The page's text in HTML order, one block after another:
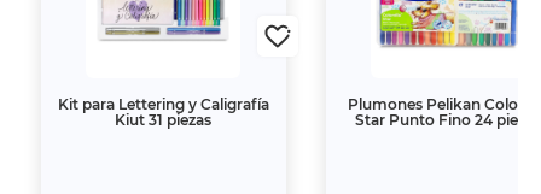
Kit para Lettering y Caligrafía
Kiut 31 piezas
Plumones Pelikan
Star Punto Fino 24 piezas